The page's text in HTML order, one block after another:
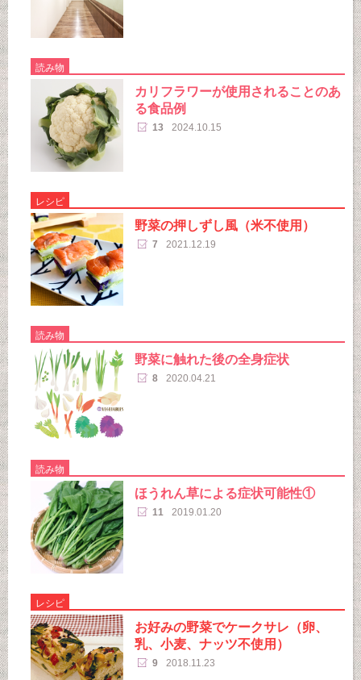
読み物
カリフラワーが使用されることのあ
る食品例
13 2024.10.15
レシピ
野菜の押しずし風（米不使用）
7 2021.12.19
読み物
野菜に触れた後の全身症状
8 2020.04.21
読み物
ほうれん草による症状可能性①
11 2019.01.20
レシピ
お好みの野菜でケークサレ（卵、
乳、小麦、ナッツ不使用）
9 2018.11.23